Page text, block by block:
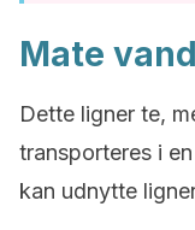
Mate vand
Dette ligner te,
transporteres i
kan udnytte